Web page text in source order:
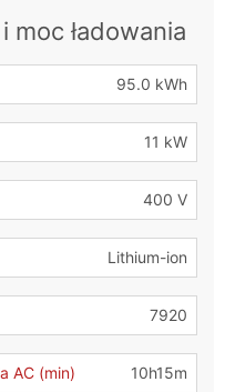
moc ładowania
95.0 kWh
11 kW
400 V
Lithium-ion
7920
AC (min) 10h15m